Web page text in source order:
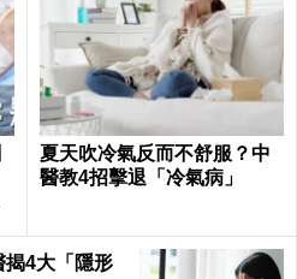
夏天吹冷氣反而不舒服？中
醫教4招擊退「冷氣病」
揭4大「隱形